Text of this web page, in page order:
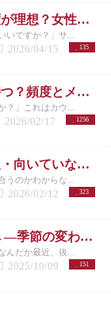
ヘッドスパはどのくらいの頻度が理想？女性に多い悩みと正しい通い方
いですか？」サ...
135
2026/04/15
白髪ハイライトはどれくらい持つ？頻度とメンテナンスの目安を解説
？」これはカウ...
1256
2026/02/17
白髪ハイライトが向いている人・向いていない人｜後悔しない選び方 洗足
うのかわからな...
323
2026/02/12
秋の抜け毛が気になるあなたへ ―季節の変わり目に必要な頭皮ケアとは―
だか最近、抜...
151
2025/10/09